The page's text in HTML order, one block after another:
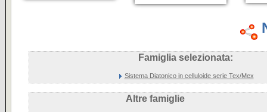
Famiglia selezionata:
Sistema Diatonico in celluloide serie Tex/Mex
Altre famiglie